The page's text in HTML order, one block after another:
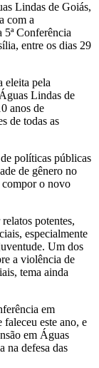
Lindas de Goiás,
com a
5ª Conferência
entre os dias 29
eleita pela
Lindas de
anos de
de todas as
políticas públicas
de gênero no
compor o novo
potentes,
especialmente
Um dos
a violência de
tema ainda
em
este ano, e
em Águas
na defesa das